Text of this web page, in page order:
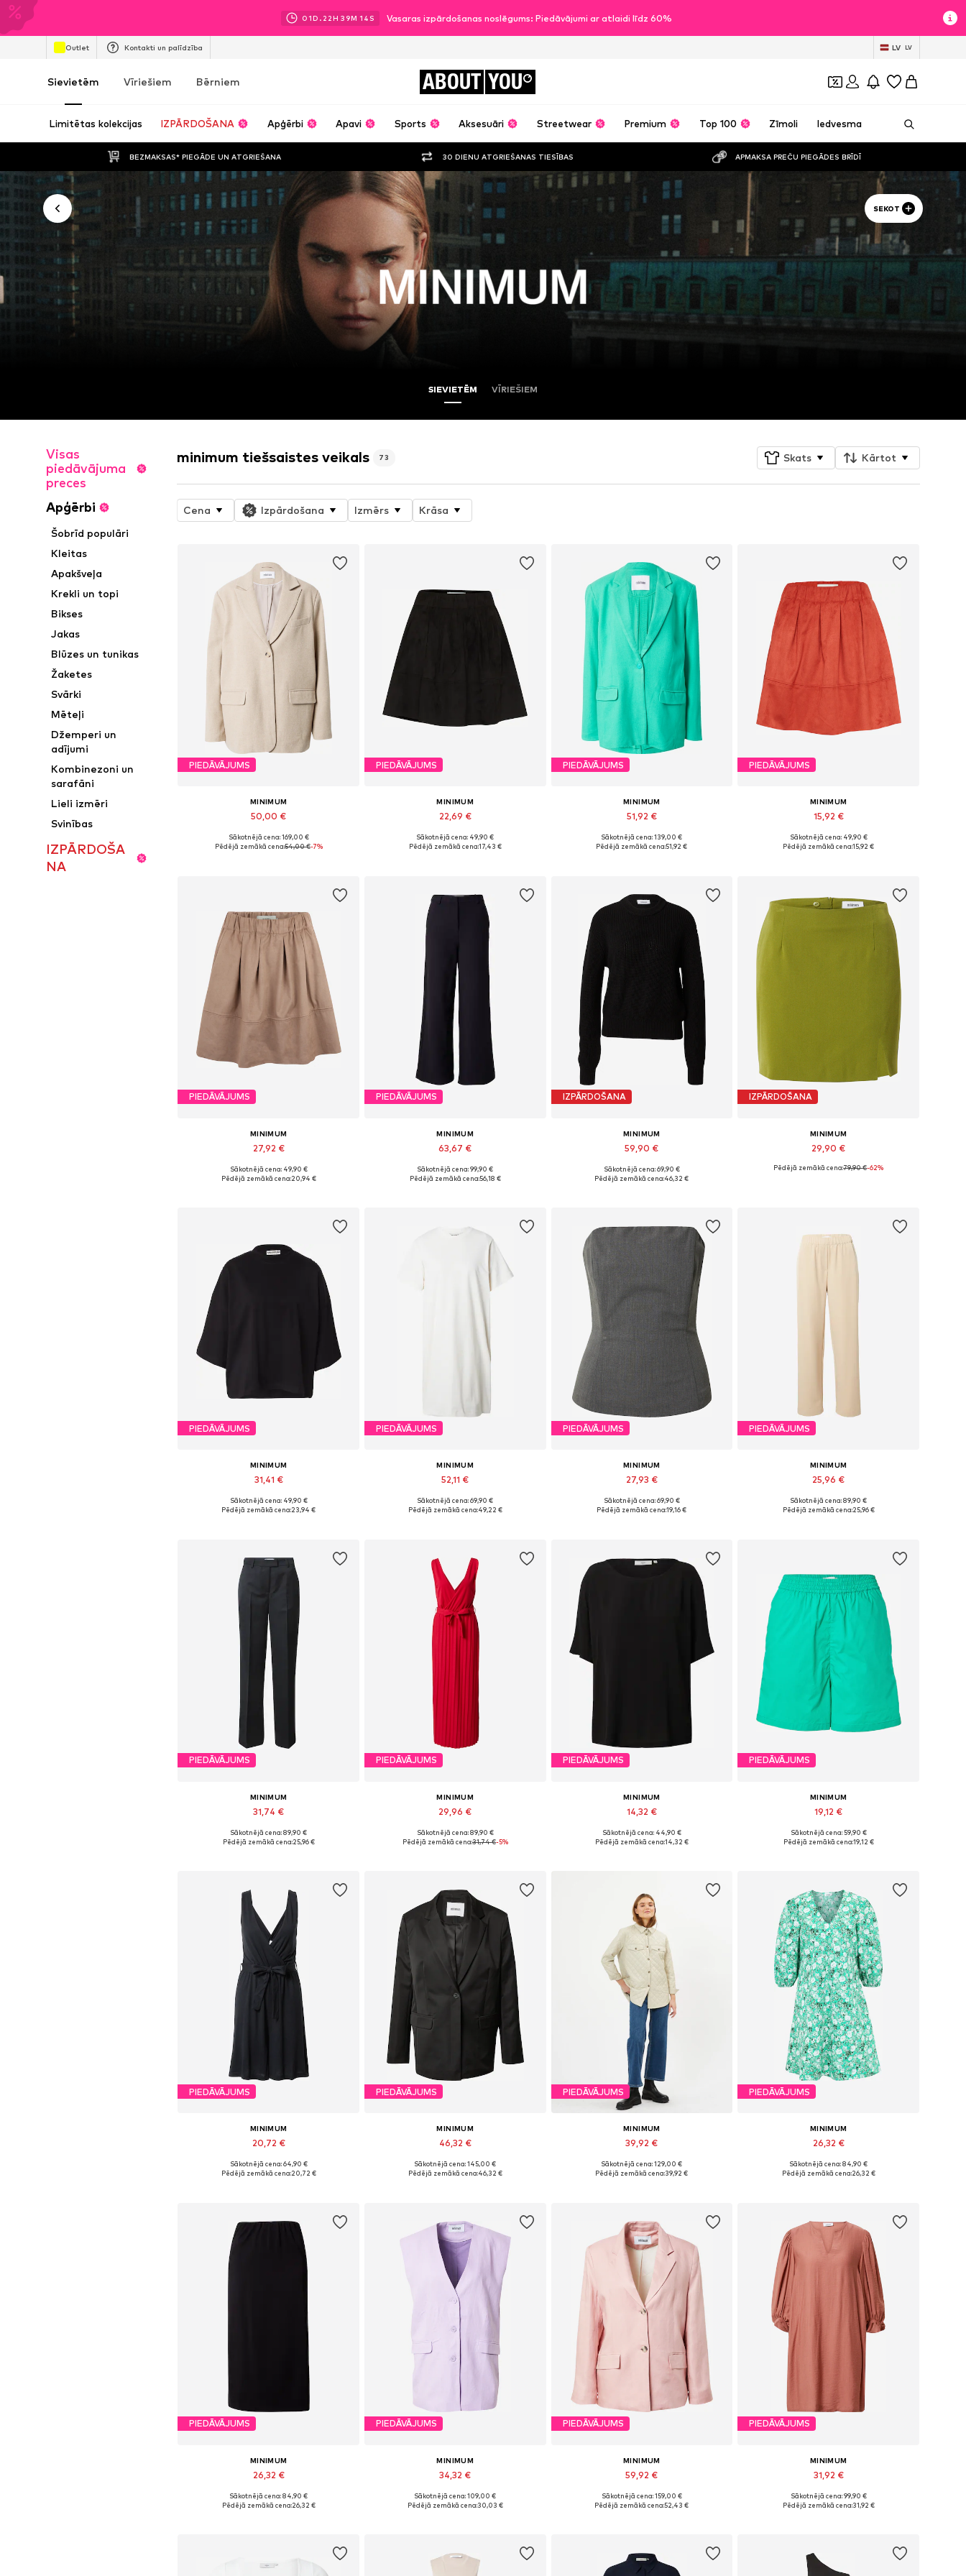
01D. 22H 39M 12 S Vasaras izpārdošanas noslēgums: Piedāvājumi ar atlaidi līdz 60%
Outlet Kontakti un palīdzība LV LV
Sievietēm Vīriešiem Bērniem ABOUT YOU
Limitētas kolekcijas IZPĀRDOŠANA Apģērbi Apavi Sports Aksesuāri Streetwear Premium Top 100 Zīmoli Iedvesma
BEZMAKSAS* PIEGĀDE UN ATGRIEŠANA 30 DIENU ATGRIEŠANAS TIESĪBAS APMAKSA PREČU PIEGĀDES BRĪDĪ
SEKOT
SIEVIETĒM VĪRIEŠIEM
Visas
piedāvājuma
preces
Apģērbi
Šobrīd populāri
Kleitas
Apakšveļa
Krekli un topi
Bikses
Jakas
Blūzes un tunikas
Žaketes
Svārki
Mēteļi
Džemperi un
adījumi
Kombinezoni un
sarafāni
Lieli izmēri
Svinības
IZPĀRDOŠA
NA
minimum tiešsaistes veikals 73 Skats Kārtot
Cena Izpārdošana Izmērs Krāsa
PIEDĀVĀJUMS
MINIMUM
50,00 €
Pieejamie izmēri: 36, 38, 40
Sākotnējā cena: 169,00 €
Pēdējā zemākā cena:54,00 €-7%
PIEDĀVĀJUMS
MINIMUM
22,69 €
+3
Pieejamie izmēri: 34, 36, 38, 40
Sākotnējā cena: 49,90 €
Pēdējā zemākā cena:17,43 €
PIEDĀVĀJUMS
MINIMUM
51,92 €
Pieejamie izmēri: 34, 36, 38
Sākotnējā cena: 139,00 €
Pēdējā zemākā cena:51,92 €
PIEDĀVĀJUMS
MINIMUM
15,92 €
+3
Pieejamie izmēri: 34, 36, 40
Sākotnējā cena: 49,90 €
Pēdējā zemākā cena:15,92 €
PIEDĀVĀJUMS
MINIMUM
27,92 €
+3
Pieejamie izmēri: 34, 36, 40, 42
Sākotnējā cena: 49,90 €
Pēdējā zemākā cena:20,94 €
PIEDĀVĀJUMS
MINIMUM
63,67 €
Pieejamie izmēri: 34, 36, 38, 42
Sākotnējā cena: 99,90 €
Pēdējā zemākā cena:56,18 €
IZPĀRDOŠANA
MINIMUM
59,90 €
Pieejamie izmēri: XS, S, M, L
Sākotnējā cena: 69,90 €
Pēdējā zemākā cena:46,32 €
IZPĀRDOŠANA
MINIMUM
29,90 €
Pieejamie izmēri: 34, 36, 38, 40
Pēdējā zemākā cena:79,90 €-62%
PIEDĀVĀJUMS
MINIMUM
31,41 €
Pieejamie izmēri: XS, L
Sākotnējā cena: 49,90 €
Pēdējā zemākā cena:23,94 €
PIEDĀVĀJUMS
MINIMUM
52,11 €
Pieejamie izmēri: 36, 38
Sākotnējā cena: 69,90 €
Pēdējā zemākā cena:49,22 €
PIEDĀVĀJUMS
MINIMUM
27,93 €
Pieejamie izmēri: M
Sākotnējā cena: 69,90 €
Pēdējā zemākā cena:19,16 €
PIEDĀVĀJUMS
MINIMUM
25,96 €
Pieejamie izmēri: 40, 42
Sākotnējā cena: 89,90 €
Pēdējā zemākā cena:25,96 €
PIEDĀVĀJUMS
MINIMUM
31,74 €
Pieejamie izmēri: 36, 38
Sākotnējā cena: 89,90 €
Pēdējā zemākā cena:25,96 €
PIEDĀVĀJUMS
MINIMUM
29,96 €
Pieejamie izmēri: 34, 36
Sākotnējā cena: 89,90 €
Pēdējā zemākā cena:31,74 €-5%
PIEDĀVĀJUMS
MINIMUM
14,32 €
Pieejamie izmēri: XS, S
Sākotnējā cena: 44,90 €
Pēdējā zemākā cena:14,32 €
PIEDĀVĀJUMS
MINIMUM
19,12 €
Pieejamie izmēri: 34, 38
Sākotnējā cena: 59,90 €
Pēdējā zemākā cena:19,12 €
PIEDĀVĀJUMS
MINIMUM
20,72 €
Pieejamie izmēri: XS, S
Sākotnējā cena: 64,90 €
Pēdējā zemākā cena:20,72 €
PIEDĀVĀJUMS
MINIMUM
46,32 €
Pieejamie izmēri: 34, 38
Sākotnējā cena: 145,00 €
Pēdējā zemākā cena:46,32 €
PIEDĀVĀJUMS
MINIMUM
39,92 €
Pieejamie izmēri: XS, S
Sākotnējā cena: 129,00 €
Pēdējā zemākā cena:39,92 €
PIEDĀVĀJUMS
MINIMUM
26,32 €
Pieejamie izmēri: 36, 38
Sākotnējā cena: 84,90 €
Pēdējā zemākā cena:26,32 €
PIEDĀVĀJUMS
MINIMUM
26,32 €
Pieejamie izmēri: 34, 36
Sākotnējā cena: 84,90 €
Pēdējā zemākā cena:26,32 €
PIEDĀVĀJUMS
MINIMUM
34,32 €
Pieejamie izmēri: XS, S
Sākotnējā cena: 109,00 €
Pēdējā zemākā cena:30,03 €
PIEDĀVĀJUMS
MINIMUM
59,92 €
Pieejamie izmēri: 34, 36
Sākotnējā cena: 159,00 €
Pēdējā zemākā cena:52,43 €
PIEDĀVĀJUMS
MINIMUM
31,92 €
Pieejamie izmēri: 34, 36
Sākotnējā cena: 99,90 €
Pēdējā zemākā cena:31,92 €